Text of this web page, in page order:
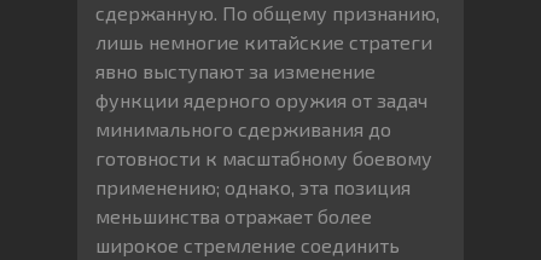
сдержанную. По общему признанию,
лишь немногие китайские стратеги
явно выступают за изменение
функции ядерного оружия от задач
минимального сдерживания до
готовности к масштабному боевому
применению; однако, эта позиция
меньшинства отражает более
широкое стремление соединить